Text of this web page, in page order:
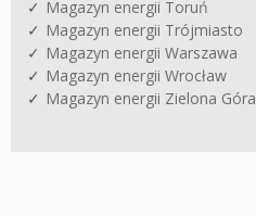
Magazyn energii Toruń
Magazyn energii Trójmiasto
Magazyn energii Warszawa
Magazyn energii Wrocław
Magazyn energii Zielona Góra